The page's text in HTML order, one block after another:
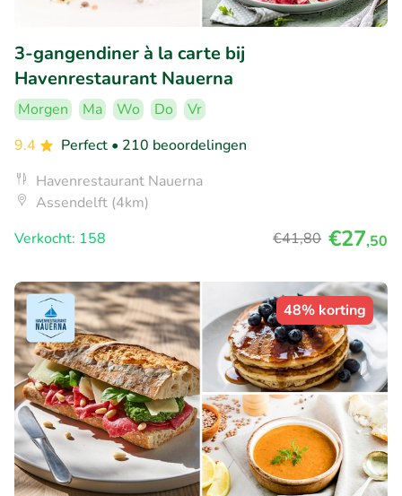
3-gangendiner à la carte bij
Havenrestaurant Nauerna
Morgen Ma Wo Do
Vr
9.4
Perfect • 210 beoordelingen
Havenrestaurant Nauerna
Assendelft (4km)
Verkocht: 158
€41,80 €27,50
48% korting